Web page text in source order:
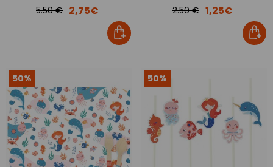
5.50 € 2,75€
2.50 € 1,25€
50% 50%